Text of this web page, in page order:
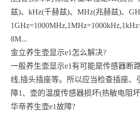
兹)、kHz(千赫兹)、MHz(兆赫兹)、
8M...
金立养生壶显示e1怎么解决?
一般养生壶显示e1有可能是传感器断
线,插头插座等。所以应当检查插座、
障1、壶的温度传感器损坏(热敏电阻
华帝养生壶e1故障?